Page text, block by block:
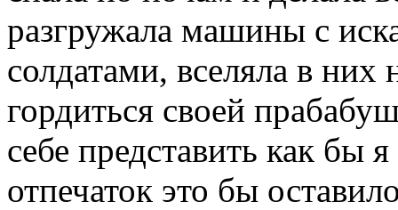
разгружала машины с
солдатами, вселяла в
гордиться своей
себе представить как бы
отпечаток это бы